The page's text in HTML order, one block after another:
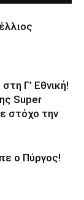
Γ’ Εθνική!
Super
στόχο την
ο Πύργος!